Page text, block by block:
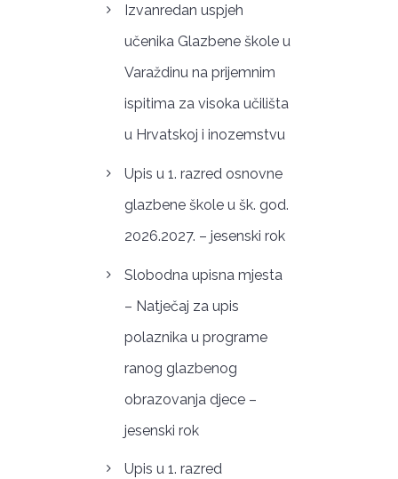
Izvanredan uspjeh
učenika Glazbene škole u
Varaždinu na prijemnim
ispitima za visoka učilišta
u Hrvatskoj i inozemstvu
Upis u 1. razred osnovne
glazbene škole u šk. god.
2026.2027. – jesenski rok
Slobodna upisna mjesta
– Natječaj za upis
polaznika u programe
ranog glazbenog
obrazovanja djece –
jesenski rok
Upis u 1. razred